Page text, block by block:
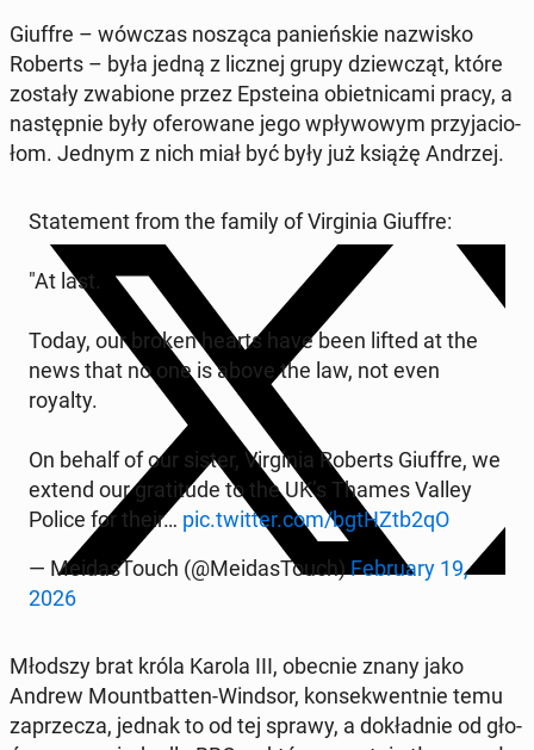
Giuffre – wówczas nosząca pa­nień­skie na­zwi­sko
Roberts – była jedną z licznej grupy dziew­cząt, które
zostały zwa­bio­ne przez Ep­ste­ina obiet­ni­ca­mi pracy, a
na­stęp­nie były ofe­ro­wa­ne jego wpły­wo­wym przy­ja­cio­
łom. Jednym z nich miał być były już książę Andrzej.
Sta­te­ment from the family of Vir­gi­nia Giuffre:
"At last.
Today, our broken hearts have been lifted at the
news that no one is above the law, not even
royalty.
On behalf of our sister, Vir­gi­nia Roberts Giuffre, we
extend our gra­ti­tu­de to the UK’s Thames Valley
Police for their… pic.twitter.com/bgtHZtb2qO
— Me­ida­sTo­uch (@Me­ida­sTo­uch)Fe­bru­ary 19,
2026
Młodszy brat króla Karola III, obecnie znany jako
Andrew Mo­unt­bat­ten-Windsor, kon­se­kwent­nie temu
za­prze­cza, jednak to od tej sprawy, a do­kład­nie od gło­